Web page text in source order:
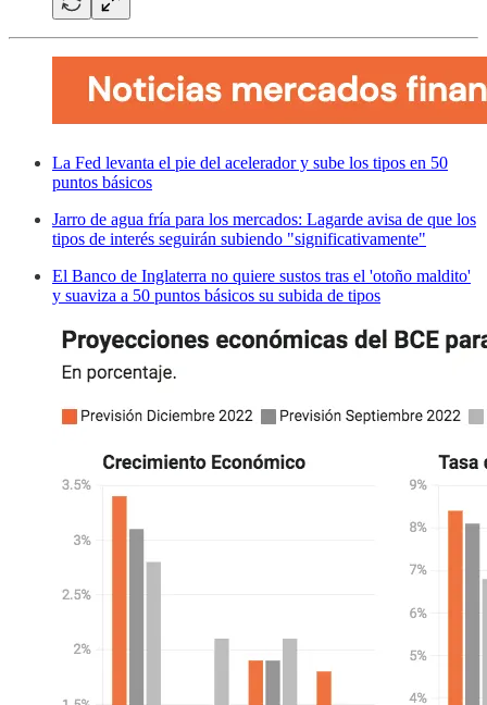
La Fed levanta el pie del acelerador y sube los tipos en 50
puntos básicos
Jarro de agua fría para los mercados: Lagarde avisa de que los
tipos de interés seguirán subiendo "significativamente"
El Banco de Inglaterra no quiere sustos tras el 'otoño maldito'
y suaviza a 50 puntos básicos su subida de tipos